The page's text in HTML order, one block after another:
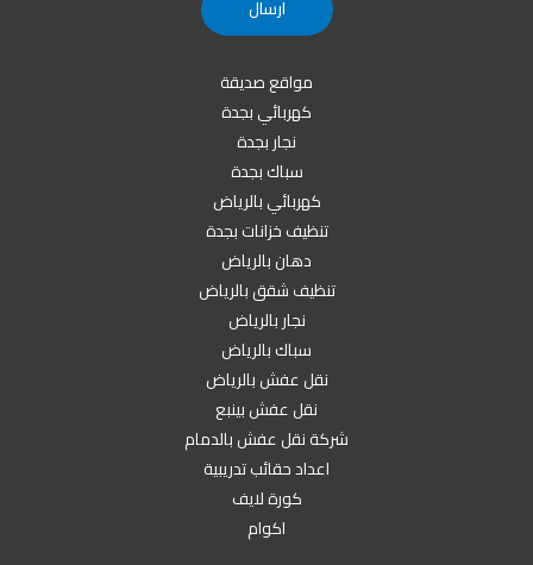
مواقع صديقة
كهربائي بجدة
نجار بجدة
سباك بجدة
كهربائي بالرياض
تنظيف خزانات بجدة
دهان بالرياض
تنظيف شقق بالرياض
نجار بالرياض
سباك بالرياض
نقل عفش بالرياض
نقل عفش بينبع
شركة نقل عفش بالدمام
اعداد حقائب تدريبية
كورة لايف